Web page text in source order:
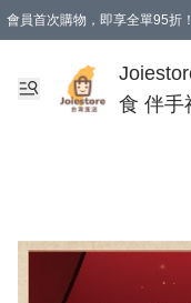
會員首次購物，即享全單95折！
購物滿 HKD 350.00即享免運
食 伴手